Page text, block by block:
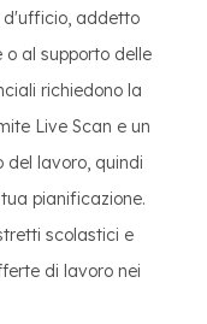
d'ufficio, addetto
al supporto delle
richiedono la
Live Scan e un
del lavoro, quindi
pianificazione.
scolastici e
di lavoro nei